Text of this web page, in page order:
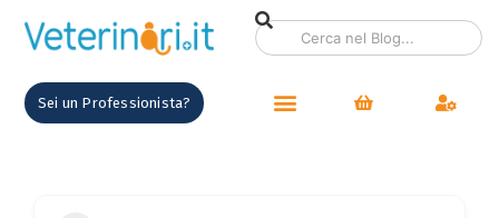
Sei un Professionista?